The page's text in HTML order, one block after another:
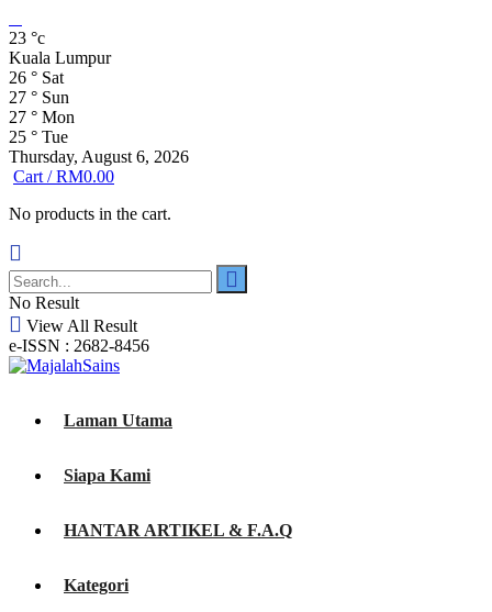
23 °c
Kuala Lumpur
26 ° Sat
27 ° Sun
27 ° Mon
25 ° Tue
Thursday, August 6, 2026
Cart /RM0.00
No products in the cart.
No Result
View All Result
e-ISSN : 2682-8456
Laman Utama
Siapa Kami
HANTAR ARTIKEL & F.A.Q
Kategori